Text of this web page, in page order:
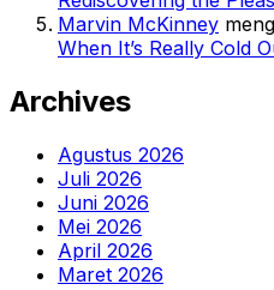
Marvin McKinney
When It’s Really Cold
Archives
Agustus 2026
Juli 2026
Juni 2026
Mei 2026
April 2026
Maret 2026